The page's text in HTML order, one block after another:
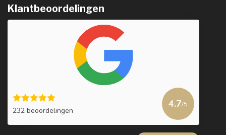
Klantbeoordelingen
232 beoordelingen
4.7/5